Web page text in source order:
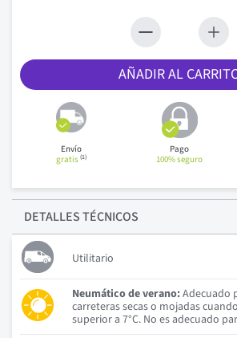
AÑADIR AL
Envío
gratis(1)
Pago
100% seguro
DETALLESTÉCNICOS
Utilitario
Neumático de verano:Adecuado
carreteras secas o mojadas
superior a 7°C. No es adecuado